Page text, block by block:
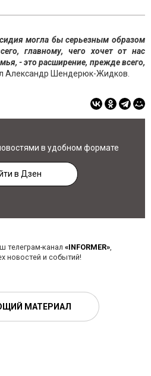
могла бы серьезным образом
главному, чего хочет от нас
- это расширение, прежде всего,
Александр Шендерюк-Жидков.
в удобном формате
в Дзен
телеграм-канал «INFORMER»,
новостей и событий!
МАТЕРИАЛ